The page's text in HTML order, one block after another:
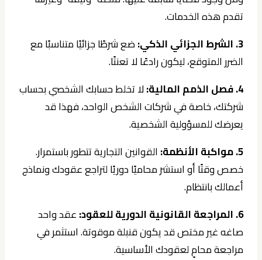
تقدم هذه الخدمات.
3. الشرط الجزائي الذكي:
ضع شرطًا جزائيًا متناسبًا مع
الضرر المتوقع، ليكون رادعًا لا تعنتًا.
4. فصل الذمم المالية:
لا تخلط حسابك الشخصي بحساب
شركتك، خاصة في شركات الشخص الواحد، فهذا قد
يعرضك للمسؤولية الشخصية.
5. مواكبة الأنظمة:
القوانين التجارية تتطور باستمرار.
خصص وقتًا أو استشر محاميًا دوريًا لتراجع عقودك ونماذج
أعمالك بانتظام.
6. المراجعة القانونية الدورية للعقود:
عقد واحد
صاغه غير مختص قد يكون قنبلة موقوتة. استثمر في
مراجعة محامٍ لعقودك الأساسية.